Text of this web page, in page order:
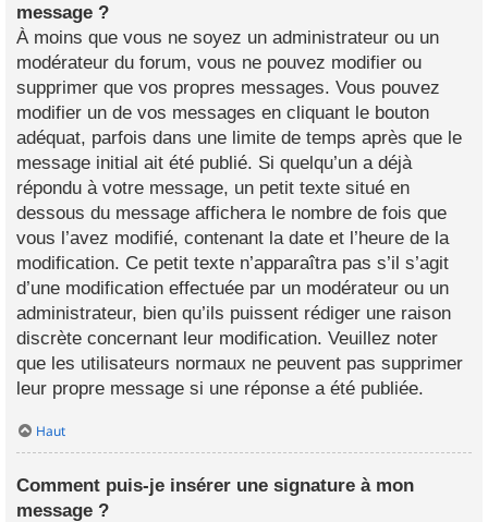
message ?
À moins que vous ne soyez un administrateur ou un
modérateur du forum, vous ne pouvez modifier ou
supprimer que vos propres messages. Vous pouvez
modifier un de vos messages en cliquant le bouton
adéquat, parfois dans une limite de temps après que le
message initial ait été publié. Si quelqu’un a déjà
répondu à votre message, un petit texte situé en
dessous du message affichera le nombre de fois que
vous l’avez modifié, contenant la date et l’heure de la
modification. Ce petit texte n’apparaîtra pas s’il s’agit
d’une modification effectuée par un modérateur ou un
administrateur, bien qu’ils puissent rédiger une raison
discrète concernant leur modification. Veuillez noter
que les utilisateurs normaux ne peuvent pas supprimer
leur propre message si une réponse a été publiée.
Haut
Comment puis-je insérer une signature à mon
message ?